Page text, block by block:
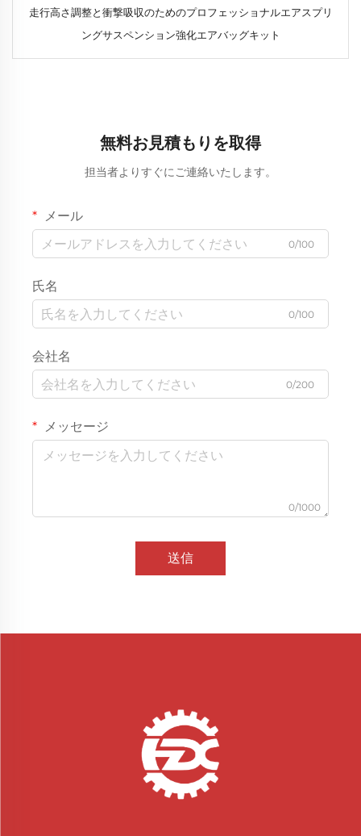
走行高さ調整と衝撃吸収のためのプロフェッショナルエアスプリ
ングサスペンション強化エアバッグキット
無料お見積もりを取得
担当者よりすぐにご連絡いたします。
メール
0/100
氏名
0/100
会社名
0/200
メッセージ
0/1000
送信